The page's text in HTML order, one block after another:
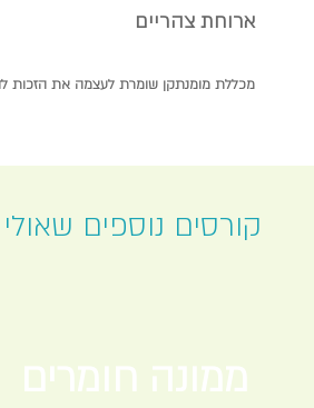
ארוחת צהריים
מכללת מומנתקן שומרת לעצמה את הזכות
קורסים נוספים שאולי
ממונה חומרים